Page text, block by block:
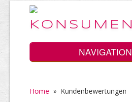
NAVIGATION
Home
Home » Kundenbewertungen